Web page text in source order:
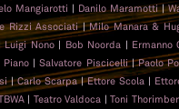
Mangiarotti | Danilo Maramotti|
Rizzi Associati|Milo Manara &
Luigi Nono| Bob Noorda | Ermanno
Piano|Salvatore Piscicelli|Paolo
|Carlo Scarpa|Ettore Scola |
| Teatro Valdoca | Toni